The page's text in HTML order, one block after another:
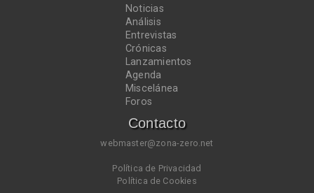
Noticias
Análisis
Entrevistas
Crónicas
Lanzamientos
Agenda
Miscelánea
Foros
Contacto
webmaster@zona-zero.net
Política de Privacidad
Política de Cookies